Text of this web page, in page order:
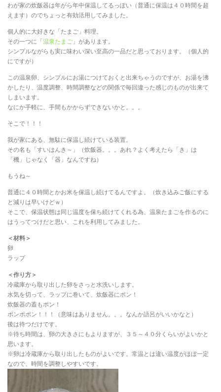
わが家の炊飯器は年がら年中保温してるっぽい（普通に保温は４０時間を超
えます）のでちょっと有効活用してみました。
個人的に大好きな「たまご」料理。
その一つに「温泉たまご 」があります。
シンプルながらも実に味わい深い至高の一品だと思っております。（個人的
にですが）
この温泉卵、シンプルにお湯につけておくと出来ちゃうのですが、お湯を沸
かしたり、温度調整、時間調整などの関係で毎回違った感じのものが出来て
しまいます。
なにか手軽に、手間もかからずできないかと。。。
そこで！！！
我が家にある、無駄に保温し続けている装置。
その名も「すいはんき～」（炊飯器。。。あれ？よく考えたら「き」は
「機」じゃなく「器」なんですね）
もうね～
普通に４０時間とかお米を保温し続けてるんですよ。（炊き込みご飯にする
と減りは早いけどｗ）
そこで、保温状態は同じ温度を保ち続けてくれる為、温泉たまごを作るのに
はうってつけだと思い、これを利用してみました。
＜材料＞
卵
ラップ
＜作り方＞
冷蔵庫から取り出した卵をさっと水洗いします。
水気を切って、ラップに巻いて、炊飯器にポン！
炊飯器の蓋もポン！
ポンポポン！！！（意味はありません。。。なんか語呂がいいかなと）
後は待つだけです。
※待ち時間は、卵の大きさにもよりますが、３５～４０分くらいがよいかと
思います。
※卵は冷蔵庫から取り出したものがよいです。常温とは違い温度がほぼ一定
なので、時間を調整しやすいです。